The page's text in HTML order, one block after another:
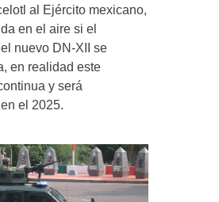
al Ejército mexicano,
en el aire si el
nuevo DN-XII se
en realidad este
y será
el 2025.